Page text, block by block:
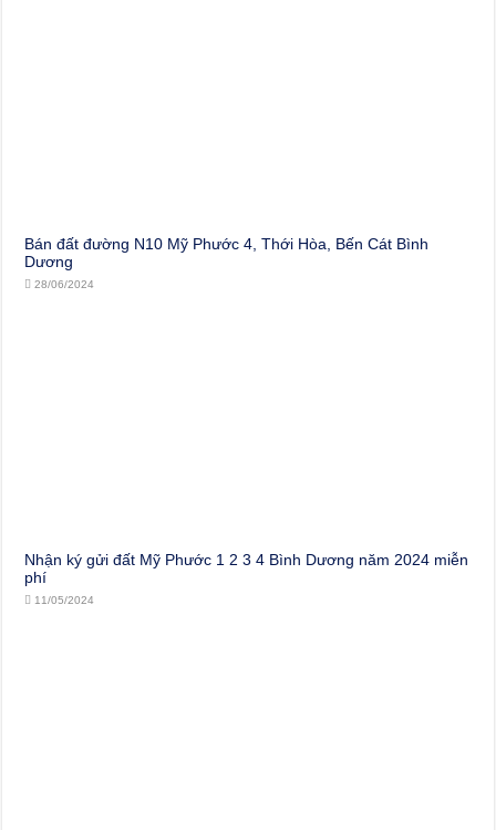
Bán đất đường N10 Mỹ Phước 4, Thới Hòa, Bến Cát Bình
Dương
28/06/2024
Nhận ký gửi đất Mỹ Phước 1 2 3 4 Bình Dương năm 2024 miễn
phí
11/05/2024